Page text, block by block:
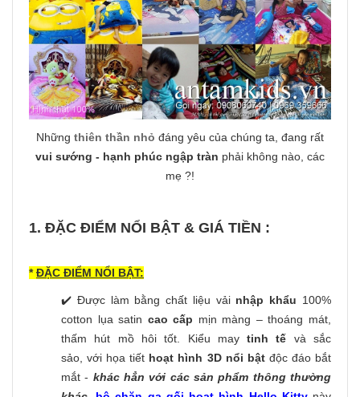
Những thiên thần nhỏ đáng yêu của chúng ta, đang rất
vui sướng - hạnh phúc ngập tràn phải không nào, các
mẹ ?!
1. ĐẶC ĐIỂM NỔI BẬT & GIÁ TIỀN :
*ĐẶC ĐIỂM NỔI BẬT:
✔️ Được làm bằng chất liệu vải nhập khẩu 100%
cotton lụa satin cao cấp mịn màng – thoáng mát,
thấm hút mồ hôi tốt. Kiểu maytinh tế và sắc
sảo, với họa tiết hoạt hình 3D nổi bật độc đáo bắt
mắt - khác hẳn với các sản phẩm thông thường